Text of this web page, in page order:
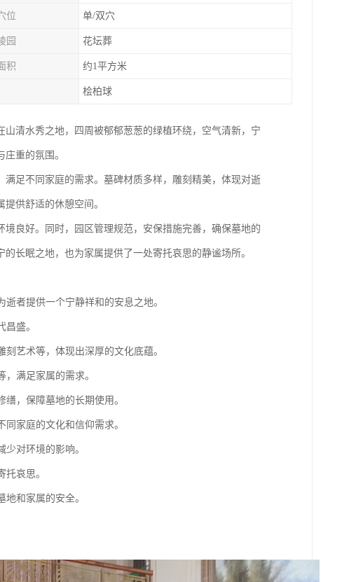
位 单/双穴
园 花坛葬
积 约1平方米
桧柏球
清水秀之地，四周被郁郁葱葱的绿植环绕，空气清新，宁
重的氛围。
足不同家庭的需求。墓碑材质多样，雕刻精美，体现对逝
供舒适的休憩空间。
良好。同时，园区管理规范，安保措施完善，确保墓地的
长眠之地，也为家属提供了一处寄托哀思的静谧场所。
者提供一个宁静祥和的安息之地。
盛。
艺术等，体现出深厚的文化底蕴。
满足家属的需求。
，保障墓地的长期使用。
家庭的文化和信仰需求。
对环境的影响。
哀思。
和家属的安全。